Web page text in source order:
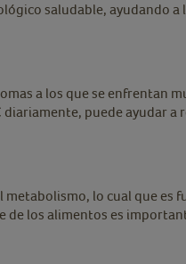
saludable, ayudando a
a los que se enfrentan
puede ayudar a
lo cual que es
de los alimentos es